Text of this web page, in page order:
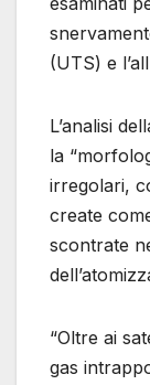
(UTS) e
L’analisi
la
irregolari,
create
scontrate
“Oltre ai
gas